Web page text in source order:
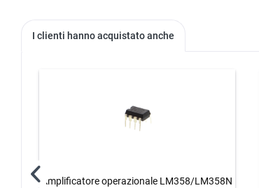
I clienti hanno acquistato anche
Amplificatore operazionale LM358/LM358N